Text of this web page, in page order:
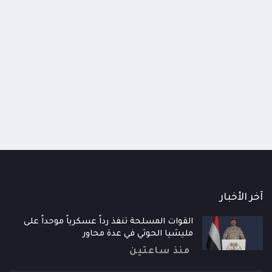
آخر الأخبار
القوات المسلحة تنفذ رداً عسكرياً موحداً على
مليشيا الحوثي في عدة محاور
منذ ساعتين